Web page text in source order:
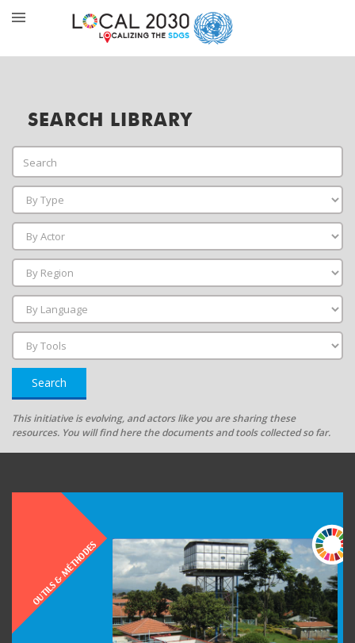
SEARCH LIBRARY
Search
This initiative is evolving, and actors like you are sharing these
resources. You will find here the documents and tools collected so far.